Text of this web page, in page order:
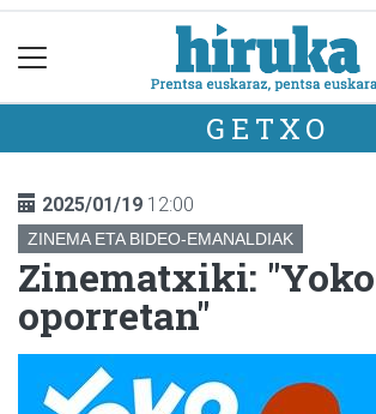
GETXO
2025/01/19 12:00
ZINEMA ETA BIDEO-EMANALDIAK
Zinematxiki: "Yoko
oporretan"